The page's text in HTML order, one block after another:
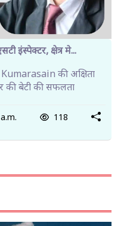
इंस्पेक्टर, क्षेत्र मे...
की अक्षिता
की बेटी की सफलता
118